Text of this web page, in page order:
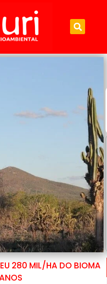
280 MIL/HA DO BIOMA